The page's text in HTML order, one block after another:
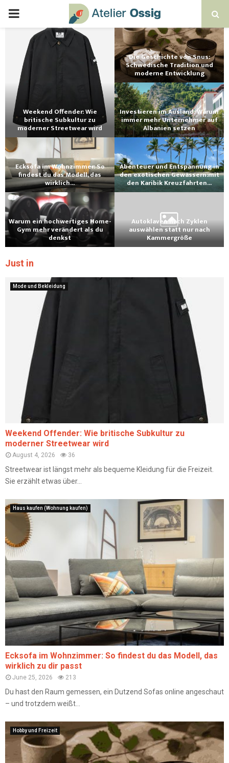
Weekend Offender: Wie
britische Subkultur zu
moderner Streetwear wird
Ecksofa im Wohnzimmer: So
findest du das Modell, das
wirklich...
Die Geschichte von Snus:
Schwedische Tradition und
moderne Entwicklung
Investieren im Ausland: Warum
immer mehr Unternehmer auf
Albanien setzen
Abenteuer und Entspannung in
den exotischen Gewässern:mit
den Karibik Kreuzfahrten...
Warum ein hochwertiges Home-
Gym mehr verändert als du
denkst
Autoklaven nach Zyklen
auswählen statt nur nach
Kammergröße
Just in
Mode und Bekleidung
Weekend Offender: Wie britische Subkultur zu
moderner Streetwear wird
August 4, 2026 36
Streetwear ist längst mehr als bequeme Kleidung für die Freizeit.
Sie erzählt etwas über...
Haus kaufen (Wohnung kaufen)
Ecksofa im Wohnzimmer: So findest du das Modell, das
wirklich zu dir passt
June 25, 2026 213
Du hast den Raum gemessen, ein Dutzend Sofas online angeschaut
– und trotzdem weißt...
Hobby und Freizeit